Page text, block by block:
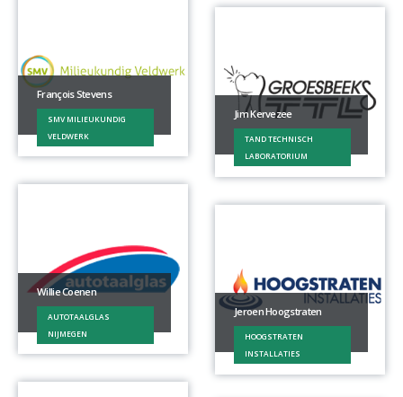
François Stevens
SMV MILIEUKUNDIG
VELDWERK
Jim Kervezee
TAND TECHNISCH
LABORATORIUM
Willie Coenen
AUTOTAALGLAS
NIJMEGEN
Jeroen Hoogstraten
HOOGSTRATEN
INSTALLATIES